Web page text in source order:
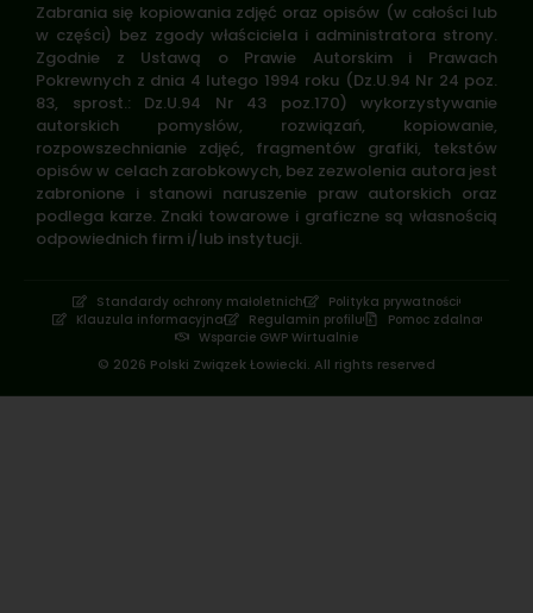
Zabrania się kopiowania zdjęć oraz opisów (w całości lub
w części) bez zgody właściciela i administratora strony.
Zgodnie z Ustawą o Prawie Autorskim i Prawach
Pokrewnych z dnia 4 lutego 1994 roku (Dz.U.94 Nr 24 poz.
83, sprost.: Dz.U.94 Nr 43 poz.170) wykorzystywanie
autorskich pomysłów, rozwiązań, kopiowanie,
rozpowszechnianie zdjęć, fragmentów grafiki, tekstów
opisów w celach zarobkowych, bez zezwolenia autora jest
zabronione i stanowi naruszenie praw autorskich oraz
podlega karze. Znaki towarowe i graficzne są własnością
odpowiednich firm i/lub instytucji.
© 2026 Polski Związek Łowiecki. All rights reserved
Standardy ochrony małoletnich
Polityka prywatności
Klauzula informacyjna
Regulamin profilu
Pomoc zdalna
Wsparcie GWP Wirtualnie